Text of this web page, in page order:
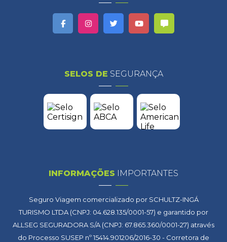
SELOS DE SEGURANÇA
INFORMAÇÕES IMPORTANTES
Seguro Viagem comercializado por SCHULTZ-INGÁ
TURISMO LTDA (CNPJ: 04.628.135/0001-57) e garantido por
ALLSEG SEGURADORA S/A (CNPJ: 67.865.360/0001-27) através
do Processo SUSEP nº 15414.901206/2016-30 - Corretora de